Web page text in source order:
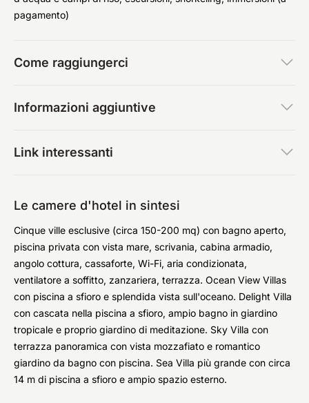
pagamento)
Come raggiungerci
Informazioni aggiuntive
Link interessanti
Le camere d'hotel in sintesi
Cinque ville esclusive (circa 150-200 mq) con bagno aperto,
piscina privata con vista mare, scrivania, cabina armadio,
angolo cottura, cassaforte, Wi-Fi, aria condizionata,
ventilatore a soffitto, zanzariera, terrazza. Ocean View Villas
con piscina a sfioro e splendida vista sull'oceano. Delight Villa
con cascata nella piscina a sfioro, ampio bagno in giardino
tropicale e proprio giardino di meditazione. Sky Villa con
terrazza panoramica con vista mozzafiato e romantico
giardino da bagno con piscina. Sea Villa più grande con circa
14 m di piscina a sfioro e ampio spazio esterno.